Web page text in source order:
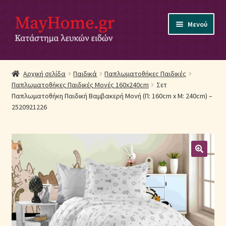
Απευθείας
μετάβαση
στην
Μετάβαση
σε
περιεχόμενο
Μενού
Αρχική
Ακύρωση Παραγγελίας
Αποστολές
Βρεφικά Λευκά Είδη
Επικοινωνία
Επιστροφές Προϊόντων
Η εταιρία μας
Αρχική σελίδα Παιδικά
Παπλωματοθήκες Παιδικές
Παπλωματοθήκες Παιδικές Μονές 160x240cm
Σετ
Παπλωματοθήκη Παιδική Βαμβακερή Μονή (Π: 160cm x Μ: 240cm) –
2520921226